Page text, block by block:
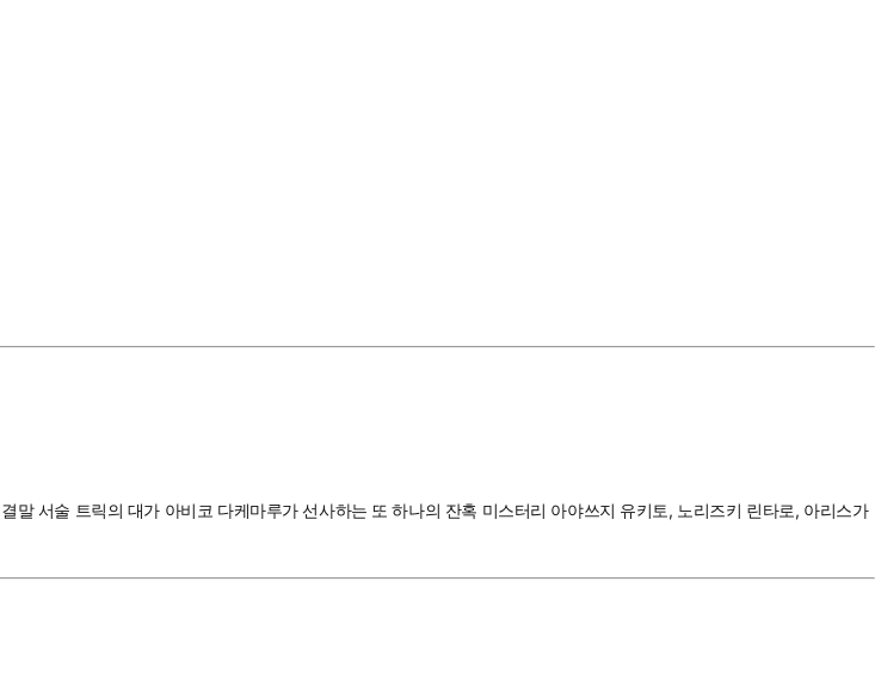
말 서술 트릭의 대가 아비코 다케마루가 선사하는 또 하나의 잔혹 미스터리 아야쓰지 유키토, 노리즈키 린타로, 아리스가